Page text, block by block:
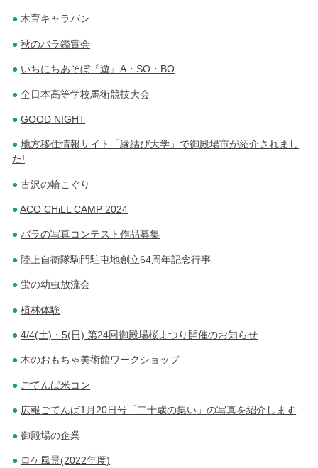
木育キャラバン
秋のバラ鑑賞会
いちにちあそぼ『遊』A・SO・BO
全日本高等学校馬術競技大会
GOOD NIGHT
地方移住情報サイト「縁結び大学」で御殿場市が紹介されまし
た!
古沢の輪こぐり
ACO CHiLL CAMP 2024
バラの写真コンテスト作品募集
陸上自衛隊駒門駐屯地創立64周年記念行事
蛍の幼虫放流会
植林体験
4/4(土)・5(日) 第24回御殿場桜まつり開催のお知らせ
木のおもちゃ美術館ワークショップ
ごてんば米コン
広報ごてんば1月20日号「二十歳の集い」の写真を紹介します
御殿場の企業
ロケ風景(2022年度)